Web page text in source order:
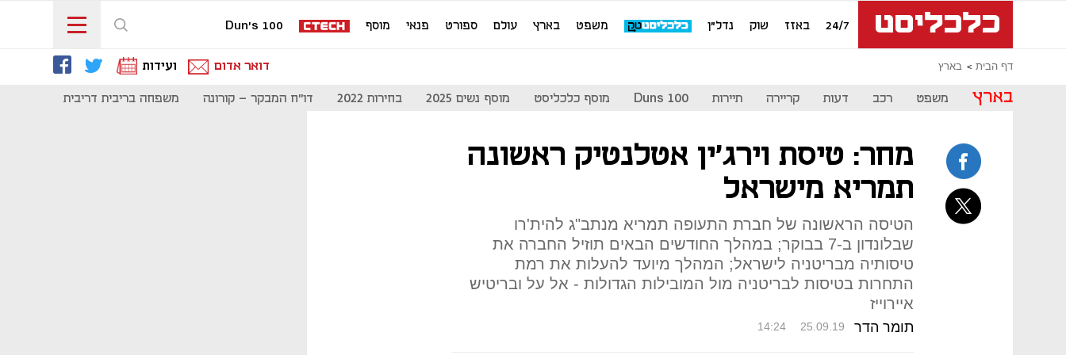
24/7 באזז שוק נדל"ן משפט בארץ עולם ספורט פנאי מוסף Dun's 100
דף הבית בארץ דואר אדום ועידות
בארץ משפט רכב דעות קריירה תיירות Duns 100 מוסף כלכליסט מוסף נשים 2025 בחירות 2022 דו"ח המבקר - קורונה משפחה בריבית דריבית
מחר: טיסת וירג'ין אטלנטיק ראשונה
תמריא מישראל
הטיסה הראשונה של חברת התעופה תמריא מנתב"ג להית'רו
שבלונדון ב-7 בבוקר; במהלך החודשים הבאים תוזיל החברה את
טיסותיה מבריטניה לישראל; המהלך מיועד להעלות את רמת
התחרות בטיסות לבריטניה מול המובילות הגדולות - אל על ובריטיש
איירוייז
תומר הדר 14:24 25.09.19